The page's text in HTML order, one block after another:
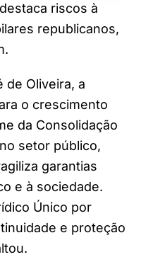
riscos à
republicanos,
de Oliveira, a
o crescimento
da Consolidação
setor público,
garantias
e à sociedade.
Único por
e proteção